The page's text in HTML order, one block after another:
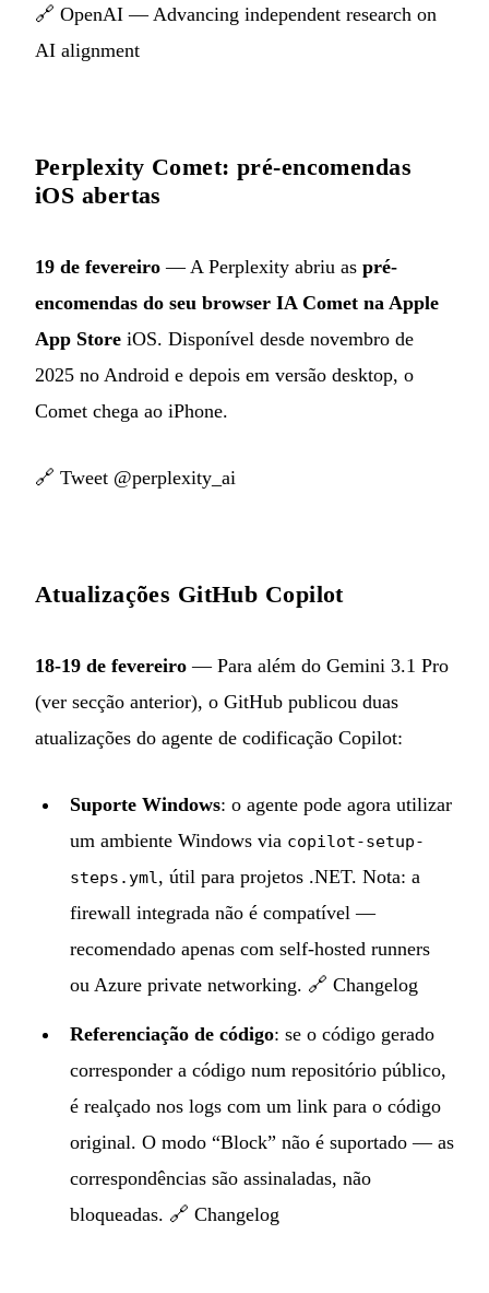
🔗 OpenAI — Advancing independent research on
AI alignment
Perplexity Comet: pré-encomendas
iOS abertas
19 de fevereiro — A Perplexity abriu as pré-
encomendas do seu browser IA Comet na Apple
App Store iOS. Disponível desde novembro de
2025 no Android e depois em versão desktop, o
Comet chega ao iPhone.
🔗 Tweet @perplexity_ai
Atualizações GitHub Copilot
18-19 de fevereiro — Para além do Gemini 3.1 Pro
(ver secção anterior), o GitHub publicou duas
atualizações do agente de codificação Copilot:
Suporte Windows: o agente pode agora utilizar
um ambiente Windows via copilot-setup-
steps.yml , útil para projetos .NET. Nota: a
firewall integrada não é compatível —
recomendado apenas com self-hosted runners
ou Azure private networking. 🔗 Changelog
Referenciação de código: se o código gerado
corresponder a código num repositório público,
é realçado nos logs com um link para o código
original. O modo “Block” não é suportado — as
correspondências são assinaladas, não
bloqueadas. 🔗 Changelog